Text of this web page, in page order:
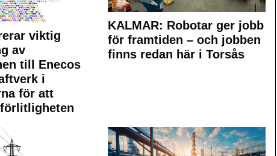
viktig
av
till Enecos
i
för att
KALMAR: Robotar ger jobb
för framtiden – och jobben
finns redan här i Torsås